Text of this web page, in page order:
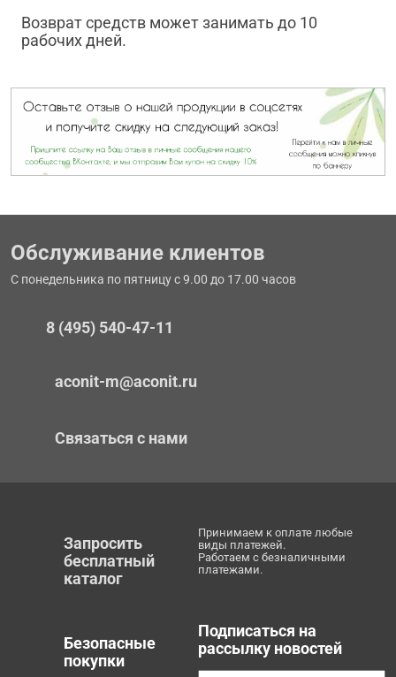
Возврат средств может занимать до 10
рабочих дней.
Обслуживание клиентов
С понедельника по пятницу с 9.00 до 17.00 часов
8 (495) 540-47-11
aconit-m@aconit.ru
Связаться с нами
Запросить
бесплатный
каталог
Принимаем к оплате любые
виды платежей.
Работаем с безналичными
платежами.
Безопасные
покупки
Подписаться на
рассылку новостей